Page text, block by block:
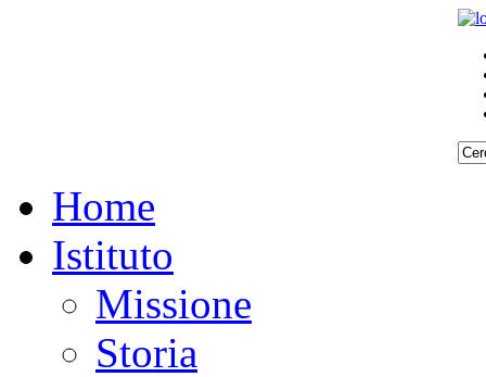
Home
Istituto
Missione
Storia